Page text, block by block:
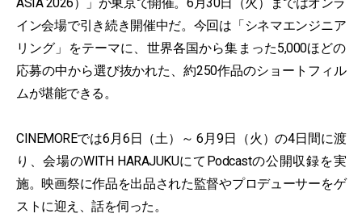
イン会場で引き続き開催中だ。今回は「シネマエンジニア
リング」をテーマに、世界各国から集まった5,000ほどの
応募の中から選び抜かれた、約250作品のショートフィル
ムが堪能できる。
CINEMOREでは6月6日（土）～ 6月9日（火）の4日間に渡
り、会場のWITH HARAJUKUにてPodcastの公開収録を実
施。映画祭に作品を出品された監督やプロデューサーをゲ
ストに迎え、話を伺った。